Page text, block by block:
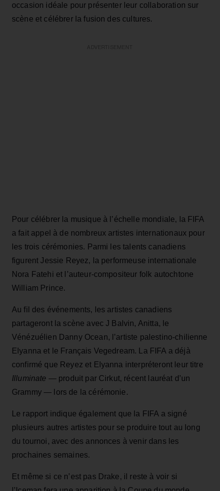
occasion idéale pour présenter leur collaboration sur
scène et célébrer la fusion des cultures.
Pour célébrer la musique à l’échelle mondiale, la FIFA
a fait appel à de nombreux artistes internationaux pour
les trois cérémonies. Parmi les talents canadiens
figurent Jessie Reyez, la performeuse internationale
Nora Fatehi et l’auteur‑compositeur folk autochtone
William Prince.
Au fil des événements, les artistes canadiens
partageront la scène avec J Balvin, Anitta, le
Vénézuélien Danny Ocean, l’artiste palestino‑chilienne
Elyanna et le Français Vegedream. La FIFA a déjà
confirmé que Reyez et Elyanna interpréteront leur titre
Illuminate — produit par Cirkut, récent lauréat d’un
Grammy — lors de la cérémonie.
Le rapport indique également que la FIFA a signé
plusieurs autres artistes pour se produire tout au long
du tournoi, avec des annonces à venir dans les
prochaines semaines.
Et même si ce n’est pas Drake, il reste à voir si